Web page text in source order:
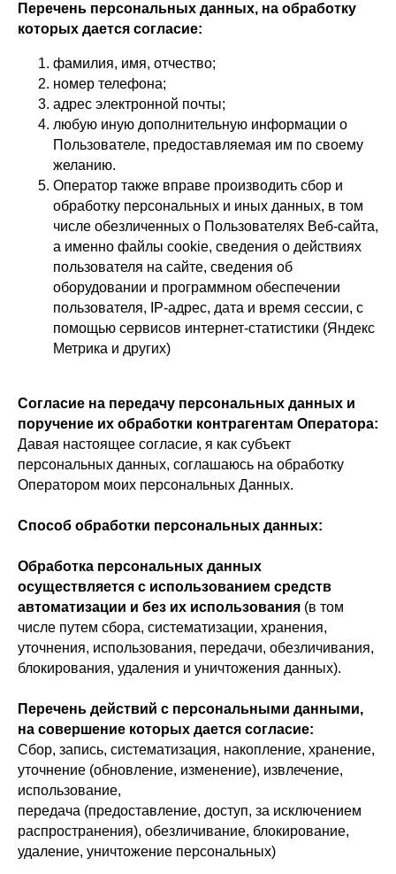
Перечень персональных данных, на обработку
которых дается согласие:
фамилия, имя, отчество;
номер телефона;
адрес электронной почты;
любую иную дополнительную информации о
Пользователе, предоставляемая им по своему
желанию.
Оператор также вправе производить сбор и
обработку персональных и иных данных, в том
числе обезличенных о Пользователях Веб-сайта,
а именно файлы cookie, сведения о действиях
пользователя на сайте, сведения об
оборудовании и программном обеспечении
пользователя, IP-адрес, дата и время сессии, с
помощью сервисов интернет-статистики (Яндекс
Метрика и других)
Согласие на передачу персональных данных и
поручение их обработки контрагентам Оператора:
Давая настоящее согласие, я как субъект
персональных данных, соглашаюсь на обработку
Оператором моих персональных Данных.
Способ обработки персональных данных:
Обработка персональных данных
осуществляется с использованием средств
автоматизации и без их использования (в том
числе путем сбора, систематизации, хранения,
уточнения, использования, передачи, обезличивания,
блокирования, удаления и уничтожения данных).
Перечень действий с персональными данными,
на совершение которых дается согласие:
Сбор, запись, систематизация, накопление, хранение,
уточнение (обновление, изменение), извлечение,
использование,
передача (предоставление, доступ, за исключением
распространения), обезличивание, блокирование,
удаление, уничтожение персональных)